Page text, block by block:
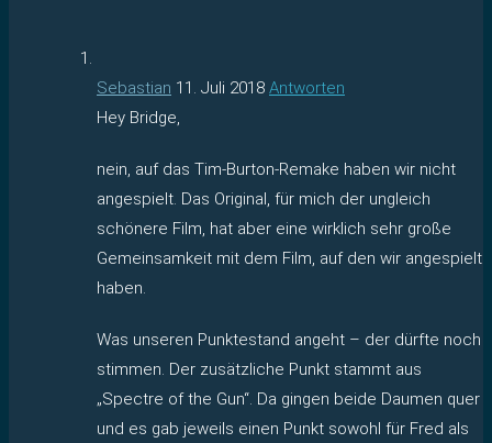
Sebastian 11. Juli 2018 Antworten
Hey Bridge,
nein, auf das Tim-Burton-Remake haben wir nicht
angespielt. Das Original, für mich der ungleich
schönere Film, hat aber eine wirklich sehr große
Gemeinsamkeit mit dem Film, auf den wir angespielt
haben.
Was unseren Punktestand angeht – der dürfte noch
stimmen. Der zusätzliche Punkt stammt aus
„Spectre of the Gun“. Da gingen beide Daumen quer
und es gab jeweils einen Punkt sowohl für Fred als